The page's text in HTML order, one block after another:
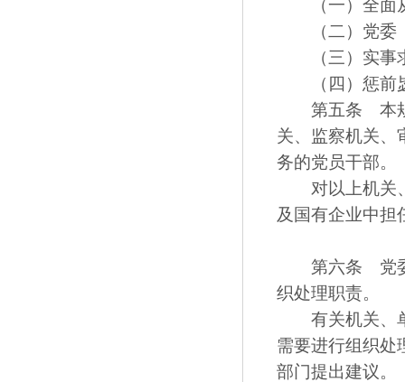
（一）全面从
（二）党委（
（三）实事求
（四）惩前
第五条 本规
关、监察机关、
务的党员干部。
对以上机关、
及国有企业中担
第六条 党委
织处理职责。
有关机关、单
需要进行组织处
部门提出建议。